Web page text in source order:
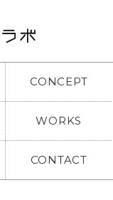
CONCEPT
WORKS
CONTACT